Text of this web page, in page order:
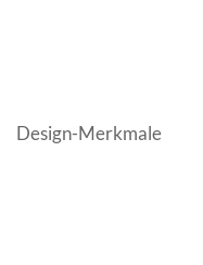
Design-Merkmale